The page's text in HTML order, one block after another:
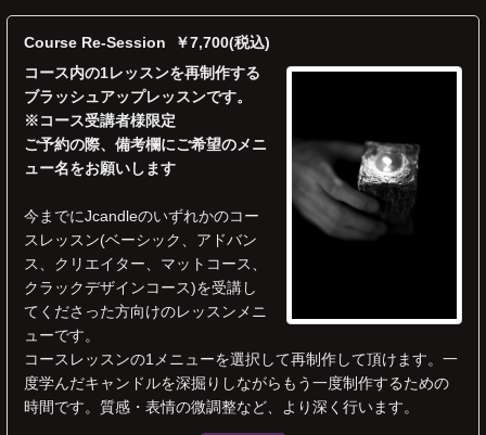
Course Re-Session ￥7,700(税込)
コース内の1レッスンを再制作する
ブラッシュアップレッスンです。
※コース受講者様限定
ご予約の際、備考欄にご希望のメニ
ュー名をお願いします
今までにJcandleのいずれかのコー
スレッスン(ベーシック、アドバン
ス、クリエイター、マットコース、
クラックデザインコース)を受講し
てくださった方向けのレッスンメニ
ューです。
コースレッスンの1メニューを選択して再制作して頂けます。一
度学んだキャンドルを深掘りしながらもう一度制作するための
時間です。質感・表情の微調整など、より深く行います。